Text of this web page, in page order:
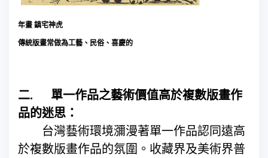
年畫 鎮宅神虎
傳統版畫常做為工藝、民俗、喜慶的
二.
單一作品之藝術價值高於複數版畫作
品的迷思：
台灣藝術環境瀰漫著單一作品認同遠高
於複數版畫作品的氛圍。收藏界及美術界普